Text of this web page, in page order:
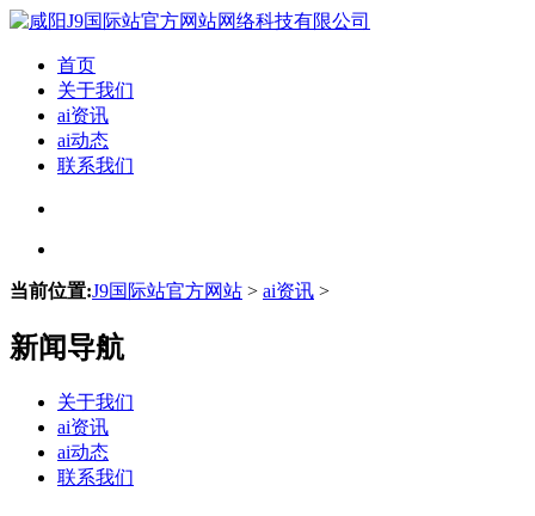
首页
关于我们
ai资讯
ai动态
联系我们
当前位置:J9国际站官方网站 > ai资讯 >
新闻导航
关于我们
ai资讯
ai动态
联系我们